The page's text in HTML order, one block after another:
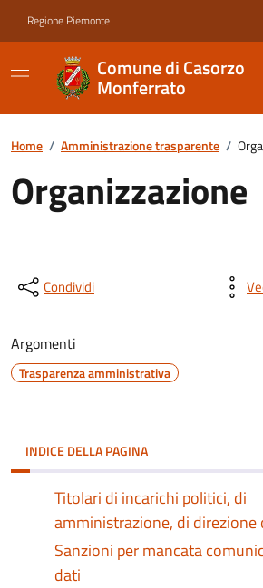
Regione Piemonte
Comune di Casorzo
Monferrato
Home / Amministrazione trasparente /
Organizzazione
Condividi
Argomenti
Trasparenza amministrativa
INDICE DELLA PAGINA
Titolari di incarichi politici, di
amministrazione, di direzione
Sanzioni per mancata
dati